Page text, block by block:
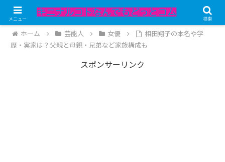
記事内にPRが含まれています。
ホーム 芸能人 女優
相田翔子の本名や学
歴・実家は？父親と母親・兄弟など家族構成も
スポンサーリンク
メニュー 検索